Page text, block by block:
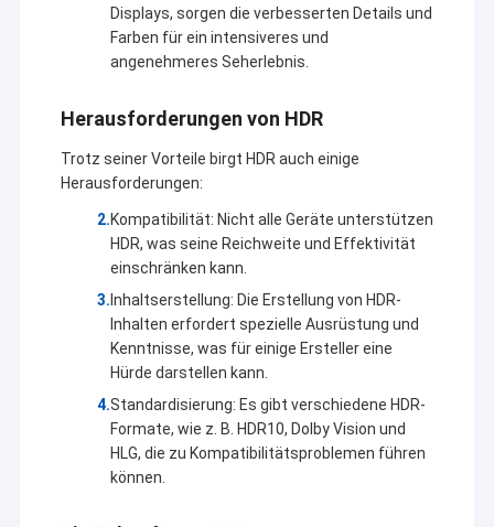
Videos
VR Show
Fabrik Tour
Qualitätskontrolle
Kontakt
Nachrichten
Displays, sorgen die verbesserten Details und
Farben für ein intensiveres und
angenehmeres Seherlebnis.
Herausforderungen von HDR
Trotz seiner Vorteile birgt HDR auch einige
Herausforderungen:
Kompatibilität: Nicht alle Geräte unterstützen
HDR, was seine Reichweite und Effektivität
einschränken kann.
Inhaltserstellung: Die Erstellung von HDR-
Inhalten erfordert spezielle Ausrüstung und
Kenntnisse, was für einige Ersteller eine
Hürde darstellen kann.
Standardisierung: Es gibt verschiedene HDR-
Formate, wie z. B. HDR10, Dolby Vision und
HLG, die zu Kompatibilitätsproblemen führen
können.
Technologie Co., Ltd. Shenzhens Sinoseen wurde im März 2009
hergestellt. Für Überjahrzehnte ist Sinoseen dem Versehen von
Kunden mit verschiedenem OEM/ODM besonders anfertigte
CMOS-Bildverarbeitungslösungen vom Entwurf und von der
Entwicklung, Herstellung eingeweiht worden, zu den
Nachverkäufen sind one-stop service.we überzeugt, Kunden mit
dem konkurrenzfähigsten Preis und der besten Qualität
Zur Zeit beziehen unsere Produkte in USB-Kameramodul-, MIPI-
Kameramodul, IN DVP-Kamera Modul, Handykameramodul,
Notizbuchkameramodul, Überwachungskamera, Autokamera
und intelligente Schleifsteinkameraprodukte in vielen
verschiedenen Bereichen wie VR, AR, 3D, AI, tragbarem Gerät,
agrotechny, Biometrie, Darstellung, industrielle Bildverarbeitung,
maschinelles Sehen, Sicherheit, usw. Jedes mögliches Produkt,
das mit Kameramodul bezogen wird,können wir die beste
Lösung für Sie finden.